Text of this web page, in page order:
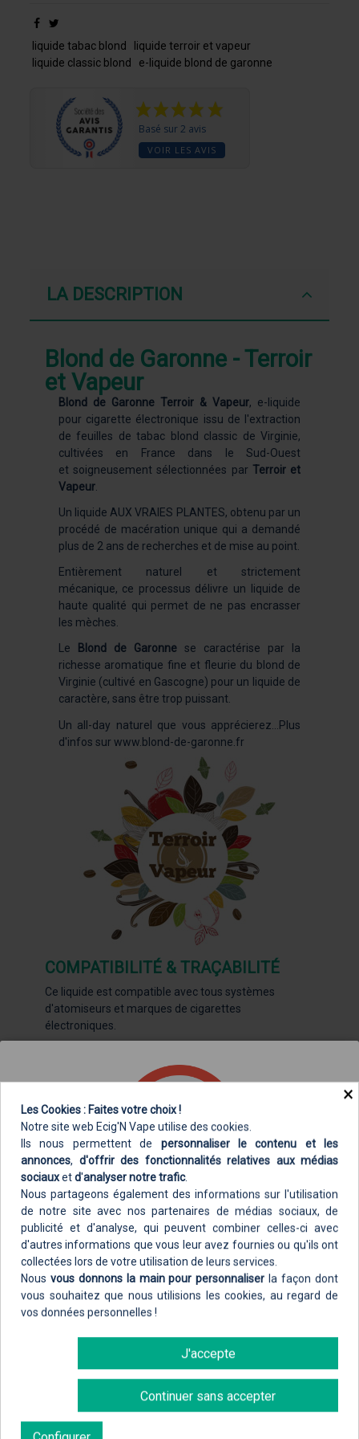
liquide tabac blond
liquide terroir et vapeur
liquide classic blond
e-liquide blond de garonne
Basé sur 2 avis
VOIR LES AVIS
LA DESCRIPTION
Blond de Garonne - Terroir
et Vapeur
Blond de Garonne Terroir & Vapeur, e-liquide
pour cigarette électronique issu de l'extraction
de feuilles de tabac blond classic de Virginie,
cultivées en France dans le Sud-Ouest
et soigneusement sélectionnées par Terroir et
Vapeur.
Un liquide AUX VRAIES PLANTES, obtenu par un
procédé de macération unique qui a demandé
plus de 2 ans de recherches et de mise au point.
Entièrement naturel et strictement
mécanique, ce processus délivre un liquide de
haute qualité qui permet de ne pas encrasser
les mèches.
Le Blond de Garonnese caractérise par la
richesse aromatique fine et fleurie du blond de
Virginie (cultivé en Gascogne) pour un liquide de
caractère, sans être trop puissant.
Un all-day naturel que vous apprécierez...Plus
d'infos sur www.blond-de-garonne.fr
COMPATIBILITÉ & TRAÇABILITÉ
Ce liquide est compatible avec tous systèmes
d'atomiseurs et marques de cigarettes
électroniques.
taux de nicotine et la date limite d'utilisation optimale
(DLUO). Tout est clair !
Sécurité maximalepour l'ouverture du flacon avec la
présence d'une bague d'inviolabilité et d'un bouchon
de sécurité enfant.
Etiquetage
conforme au règlement (CE) n°
1272/2008
COMPOSITION
Composition d'origine végétale.
Ratio PG-VG / 50-50
Préparations aromatisantes de tabac français
et de plantes
Nicotine selon dosage indiqué sur le flacon
Accès autorisé aux majeurs
uniquement
En entrant sur ce site, j'affirmeETRE MAJEUR(E)et
AUTORISÉ(E) par la législation de mon pays à acheter des
produits contenant de la nicotine.
Veuillez saisir votre date de naissance pour accéder au
contenu
Entrez votre date de naissance
Jour
×
Les Cookies : Faites votre choix !
Notre site web Ecig'N Vape utilise des cookies.
Ils nous permettent de personnaliser le contenu et les
annonces, d'offrir des fonctionnalités relatives aux médias
sociauxetd'analyser notre trafic.
Nous partageons également des informations sur l'utilisation
de notre site avec nos partenaires de médias sociaux, de
publicité et d'analyse, qui peuvent combiner celles-ci avec
d'autres informations que vous leur avez fournies ou qu'ils ont
collectées lors de votre utilisation de leurs services.
Nous vous donnons la main pour personnaliser la façon dont
vous souhaitez que nous utilisions les cookies, au regard de
vos données personnelles !
J'accepte
Continuer sans accepter